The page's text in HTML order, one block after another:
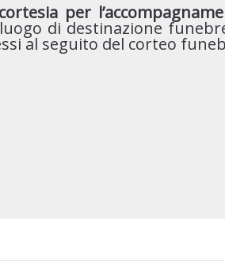
per
di destinazione
al seguito del corteo